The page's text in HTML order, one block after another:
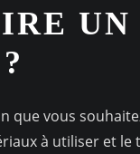
UN
que vous
à utiliser et le